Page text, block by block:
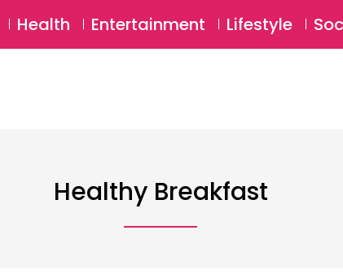
Health Entertainment Lifestyle
Healthy Breakfast